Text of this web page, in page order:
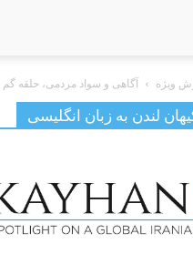
ویژه آگاهی و سواد مردمی، حلقه
لندن به زبان انگلیسی